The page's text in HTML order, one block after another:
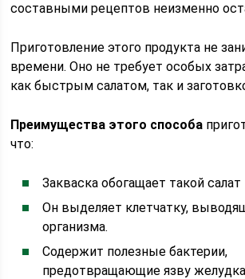
составными рецептов неизменно
Приготовление этого продукта не
времени. Оно не требует особых
как быстрым салатом, так и
Преимущества этого способа
что:
Закваска обогащает такой
Он выделяет клетчатку,
организма.
Содержит полезные бактерии,
предотвращающие язву